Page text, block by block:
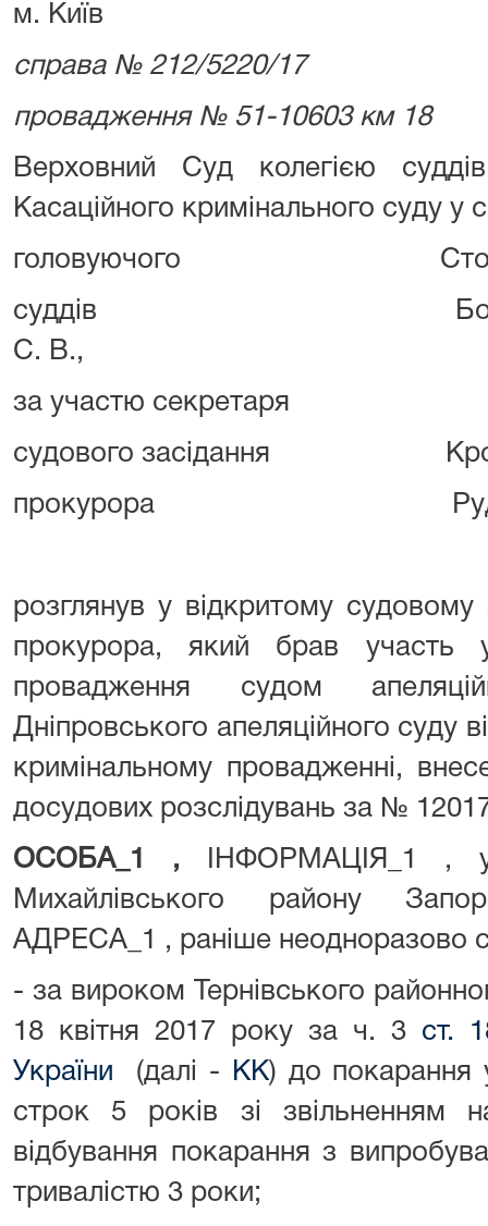
м. Київ
справа № 212/5220/17
провадження № 51-10603 км 18
Верховний Суд колегією
Касаційного кримінального суду у
головуючого
суддів Бородія В.
С. В.,
за участю секретаря
судового засідання
прокурора
розглянув у відкритому судовому
прокурора, який брав участь у
провадження судом
Дніпровського апеляційного суду
кримінальному провадженні,
досудових розслідувань за №
ОСОБА_1 , ІНФОРМАЦІЯ_1 ,
Михайлівського району
АДРЕСА_1 , раніше неодноразово
- за вироком Тернівського
18 квітня 2017 року за ч. 3 ст.
України (далі - КК) до покарання
строк 5 років зі звільненням
відбування покарання з
тривалістю 3 роки;